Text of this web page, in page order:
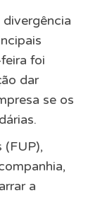
foi
dar
se os
(FUP),
a